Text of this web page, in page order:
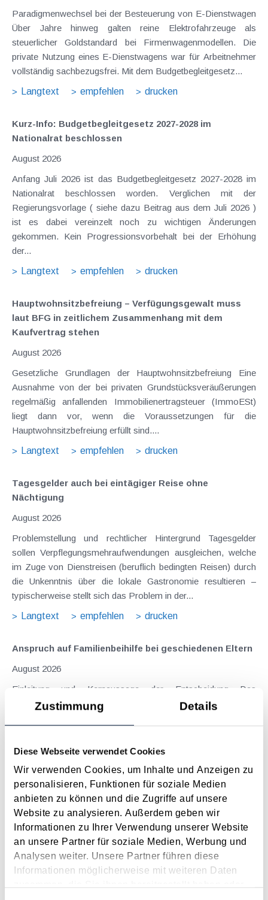
Zustimmung Details
Diese Webseite verwendet Cookies
Wir verwenden Cookies, um Inhalte und Anzeigen zu
personalisieren, Funktionen für soziale Medien
anbieten zu können und die Zugriffe auf unsere
Website zu analysieren. Außerdem geben wir
Informationen zu Ihrer Verwendung unserer Website
an unsere Partner für soziale Medien, Werbung und
Analysen weiter. Unsere Partner führen diese
Informationen möglicherweise mit weiteren Daten
Paradigmenwechsel bei der Besteuerung von E-Dienstwagen
Über Jahre hinweg galten reine Elektrofahrzeuge als
steuerlicher Goldstandard bei Firmenwagenmodellen. Die
private Nutzung eines E-Dienstwagens war für Arbeitnehmer
vollständig sachbezugsfrei. Mit dem Budgetbegleitgesetz...
Langtext
empfehlen drucken
Kurz-Info: Budgetbegleitgesetz 2027-2028 im
Nationalrat beschlossen
August 2026
Anfang Juli 2026 ist das Budgetbegleitgesetz 2027-2028 im
Nationalrat beschlossen worden. Verglichen mit der
Regierungsvorlage ( siehe dazu Beitrag aus dem Juli 2026 )
ist es dabei vereinzelt noch zu wichtigen Änderungen
gekommen. Kein Progressionsvorbehalt bei der Erhöhung
der...
Langtext
empfehlen drucken
Hauptwohnsitz​­befreiung – Verfügungsgewalt muss
laut BFG in zeitlichem Zusammenhang mit dem
Kaufvertrag stehen
August 2026
Gesetzliche Grundlagen der Hauptwohnsitzbefreiung Eine
Ausnahme von der bei privaten Grundstücksveräußerungen
regelmäßig anfallenden Immobilienertragsteuer (ImmoESt)
liegt dann vor, wenn die Voraussetzungen für die
Hauptwohnsitzbefreiung erfüllt sind....
Langtext
empfehlen drucken
Tagesgelder auch bei eintägiger Reise ohne
Nächtigung
August 2026
Problemstellung und rechtlicher Hintergrund Tagesgelder
sollen Verpflegungsmehraufwendungen ausgleichen, welche
im Zuge von Dienstreisen (beruflich bedingten Reisen) durch
die Unkenntnis über die lokale Gastronomie resultieren –
typischerweise stellt sich das Problem in der...
Langtext
empfehlen drucken
Anspruch auf Familienbeihilfe bei geschiedenen Eltern
August 2026
Einleitung und Kernaussage der Entscheidung Das
Bundesfinanzgericht (GZ RV/7103366/2025 vom 10.02.2026)
wenn sich das Kind tatsächlich überwiegend im Haushalt
Langtext
empfehlen drucken
Die Umsetzung der Zinsschranke in Österreich
April 2021
Mit 1. Jänner 2021 wurde auch die Zinsschrankenregelung in §
12a KStG umgesetzt (erstmals gültig für nach dem 31.12.2020